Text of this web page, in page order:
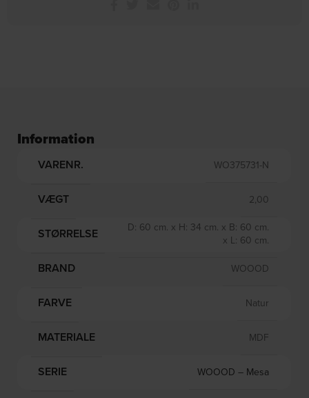
Information
VARENR. WO375731-N
VÆGT 2,00
STØRRELSE
D: 60 cm. x H: 34 cm. x B: 60 cm.
x L: 60 cm.
BRAND WOOOD
FARVE Natur
MATERIALE MDF
SERIE WOOOD – Mesa